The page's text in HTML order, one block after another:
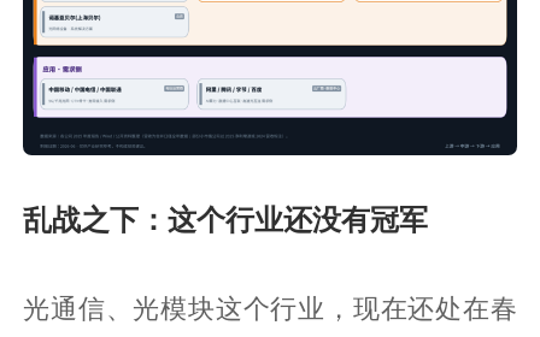
乱战之下：这个行业还没有冠军
光通信、光模块这个行业，现在还处在春